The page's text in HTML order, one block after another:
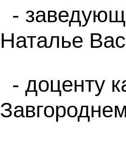
-
Наталье
- доценту